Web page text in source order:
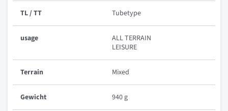
TL / TT Tubetype
usage
ALL TERRAIN
LEISURE
Terrain Mixed
Gewicht 940 g